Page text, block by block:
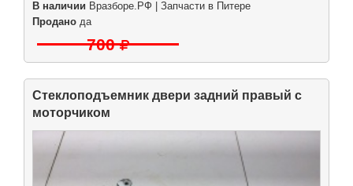
В наличии Вразборе.РФ | Запчасти в Питере
Продано да
700
Стеклоподъемник двери задний правый с
моторчиком